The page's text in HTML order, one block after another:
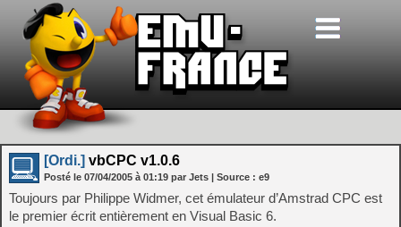
[Ordi.] vbCPC v1.0.6
Posté le 07/04/2005 à 01:19 par Jets | Source : e9
Toujours par Philippe Widmer, cet émulateur d’Amstrad CPC est
le premier écrit entièrement en Visual Basic 6.